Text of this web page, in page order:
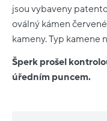
jsou vybaveny
oválný kámen
kameny. Typ kamene
Šperk prošel
úředním puncem.